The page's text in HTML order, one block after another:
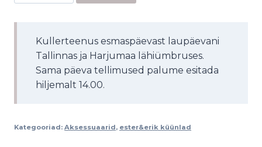
Kullerteenus esmaspäevast laupäevani
Tallinnas ja Harjumaa lähiümbruses.
Sama päeva tellimused palume esitada
hiljemalt 14.00.
Kategooriad: Aksessuaarid, ester&erik küünlad